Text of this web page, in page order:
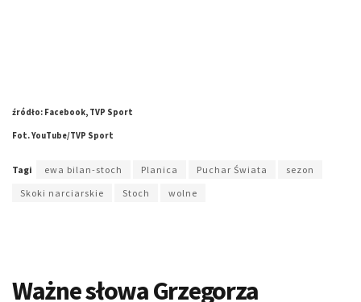
źródło: Facebook, TVP Sport
Fot. YouTube/TVP Sport
Tagi ewa bilan-stoch Planica Puchar Świata
sezon
Skoki narciarskie
Stoch wolne
Ważne słowa Grzegorza